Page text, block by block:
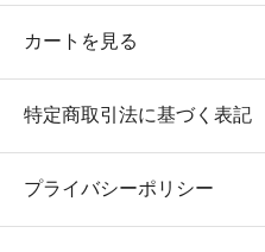
カートを見る
特定商取引法に基づく表記
プライバシーポリシー